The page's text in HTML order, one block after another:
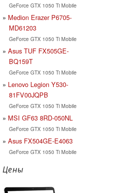
GeForce GTX 1050 Ti Mobile
Medion Erazer P6705-
MD61203
GeForce GTX 1050 Ti Mobile
Asus TUF FX505GE-
BQ159T
GeForce GTX 1050 Ti Mobile
Lenovo Legion Y530-
81FV00JQPB
GeForce GTX 1050 Ti Mobile
MSI GF63 8RD-050NL
GeForce GTX 1050 Ti Mobile
Asus FX504GE-E4063
GeForce GTX 1050 Ti Mobile
Цены